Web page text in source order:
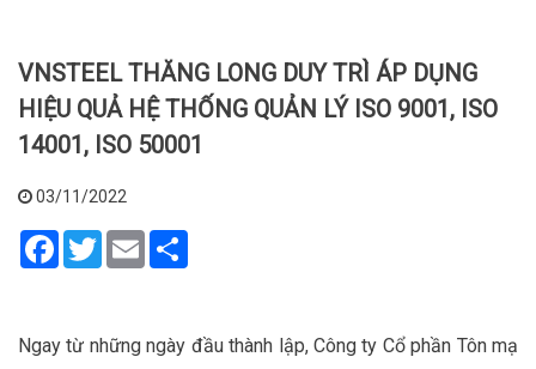
VNSTEEL THĂNG LONG DUY TRÌ ÁP DỤNG
HIỆU QUẢ HỆ THỐNG QUẢN LÝ ISO 9001, ISO
14001, ISO 50001
03/11/2022
Facebook
TwitterEmail
Ngay từ những ngày đầu thành lập, Công ty Cổ phần Tôn mạ